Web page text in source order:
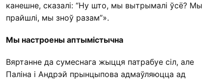
канешне, сказалі: “Ну што, мы вытрымалі ўсё? Мы
прайшлі, мы зноў разам”».
Мы настроены аптымістычна
Вяртанне да сумеснага жыцця патрабуе сіл, але
Паліна і Андрэй прынцыпова адмаўляюцца ад